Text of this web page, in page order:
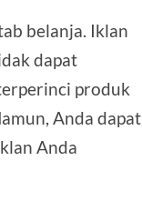
belanja. Iklan
dapat
produk
Anda dapat
Anda